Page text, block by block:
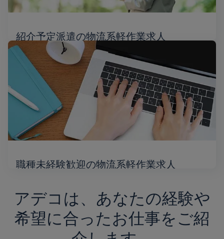
紹介予定派遣の物流系軽作業求人
職種未経験歓迎の物流系軽作業求人
アデコは、あなたの経験や
希望に合ったお仕事をご紹